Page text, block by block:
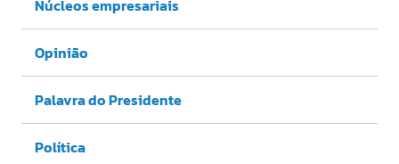
Núcleos empresariais
Opinião
Palavra do Presidente
Política